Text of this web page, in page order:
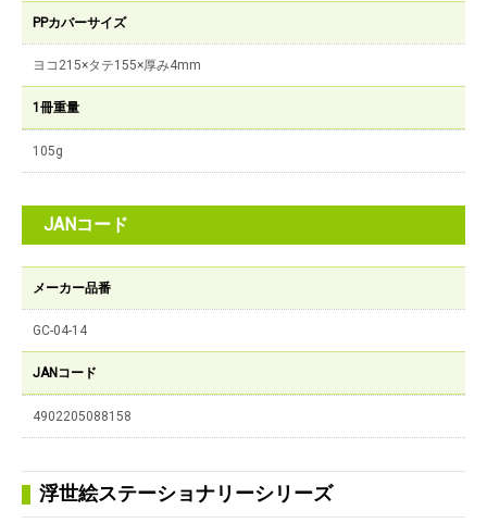
PPカバーサイズ
ヨコ215×タテ155×厚み4mm
1冊重量
105g
JANコード
メーカー品番
GC-04-14
JANコード
4902205088158
浮世絵ステーショナリーシリーズ